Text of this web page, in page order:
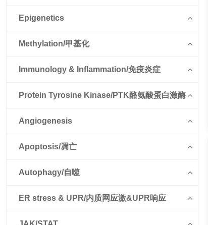
Epigenetics
Methylation/甲基化
Immunology & Inflammation/免疫炎症
Protein Tyrosine Kinase/PTK酪氨酸蛋白激酶
Angiogenesis
Apoptosis/凋亡
Autophagy/自噬
ER stress & UPR/内质网应激&UPR响应